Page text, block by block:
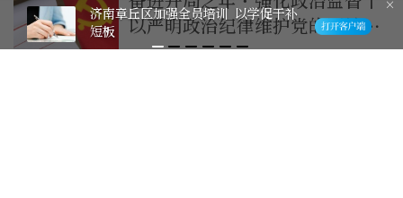
以严明政治纪律维护党的团结统
一
济南章丘区加强全员培训 以学促干补
短板